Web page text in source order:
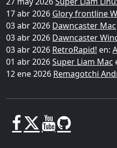
17 abr 2026 Glory frontline
03 abr 2026 Dawncaster Mac
03 abr 2026 Dawncaster
03 abr 2026 RetroRapid! en:
01 abr 2026Super Liam Mac
12 ene 2026 Remagotchi